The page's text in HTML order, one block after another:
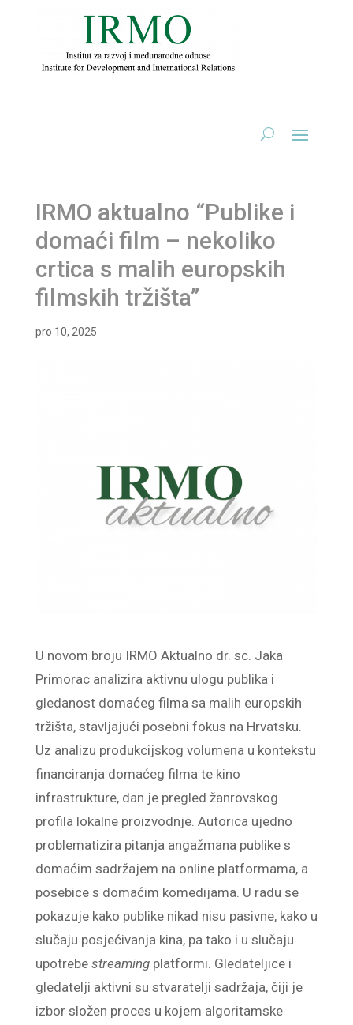
IRMO aktualno “Publike i
domaći film – nekoliko
crtica s malih europskih
filmskih tržišta”
pro 10, 2025
U novom broju IRMO Aktualno dr. sc. Jaka
Primorac analizira aktivnu ulogu publika i
gledanost domaćeg filma sa malih europskih
tržišta, stavljajući posebni fokus na Hrvatsku.
Uz analizu produkcijskog volumena u kontekstu
financiranja domaćeg filma te kino
infrastrukture, dan je pregled žanrovskog
profila lokalne proizvodnje. Autorica ujedno
problematizira pitanja angažmana publike s
domaćim sadržajem na online platformama, a
posebice s domaćim komedijama. U radu se
pokazuje kako publike nikad nisu pasivne, kako u
slučaju posjećivanja kina, pa tako i u slučaju
upotrebe streamingplatformi. Gledateljice i
gledatelji aktivni su stvaratelji sadržaja, čiji je
izbor složen proces u kojem algoritamske